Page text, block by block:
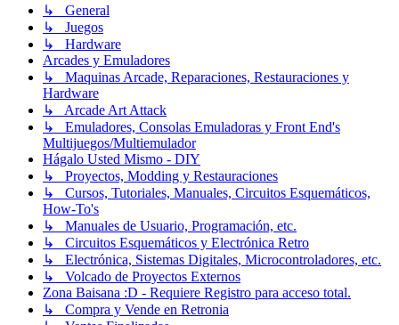
↳ General
↳ Juegos
↳ Hardware
Arcades y Emuladores
↳ Maquinas Arcade, Reparaciones, Restauraciones y
Hardware
↳ Arcade Art Attack
↳ Emuladores, Consolas Emuladoras y Front End's
Multijuegos/Multiemulador
Hágalo Usted Mismo - DIY
↳ Proyectos, Modding y Restauraciones
↳ Cursos, Tutoriales, Manuales, Circuitos Esquemáticos,
How-To's
↳ Manuales de Usuario, Programación, etc.
↳ Circuitos Esquemáticos y Electrónica Retro
↳ Electrónica, Sistemas Digitales, Microcontroladores, etc.
↳ Volcado de Proyectos Externos
Zona Baisana :D - Requiere Registro para acceso total.
↳ Compra y Vende en Retronia